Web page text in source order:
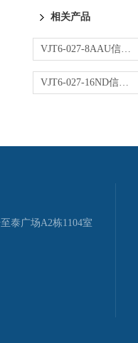
相关产品
VJT6-027-8AAU信号转换器
VJT6-027-16ND信号转换器
泰广场A2栋1104室